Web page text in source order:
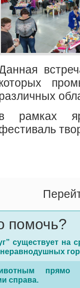
рамках
помочь?
существует на
неравнодушных
прямо
справа.